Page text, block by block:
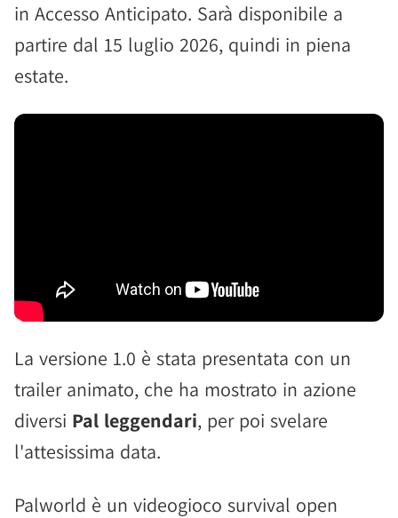
in Accesso Anticipato. Sarà disponibile a
partire dal 15 luglio 2026, quindi in piena
estate.
La versione 1.0 è stata presentata con un
trailer animato, che ha mostrato in azione
diversi Pal leggendari, per poi svelare
l'attesissima data.
Palworld è un videogioco survival open